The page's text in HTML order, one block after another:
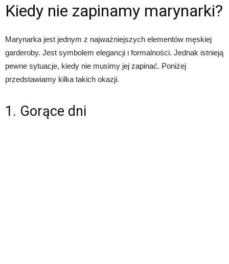
Kiedy nie zapinamy marynarki?
Marynarka jest jednym z najważniejszych elementów męskiej
garderoby. Jest symbolem elegancji i formalności. Jednak istnieją
pewne sytuacje, kiedy nie musimy jej zapinać. Poniżej
przedstawiamy kilka takich okazji.
1. Gorące dni